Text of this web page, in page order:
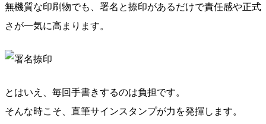
無機質な印刷物でも、署名と捺印があるだけで責任感や正式
さが一気に高まります。
とはいえ、毎回手書きするのは負担です。
そんな時こそ、直筆サインスタンプが力を発揮します。